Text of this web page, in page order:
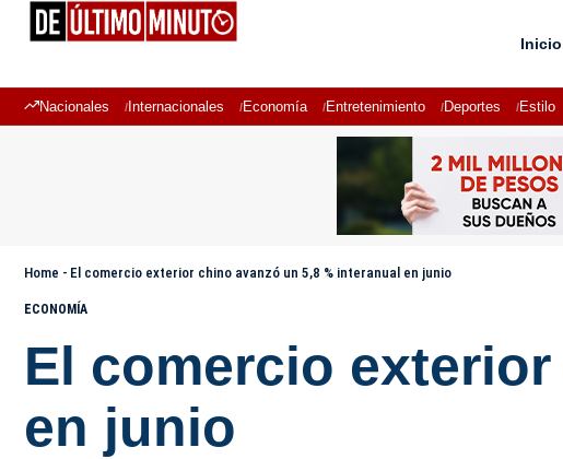
Inicio
Nacionales Internacionales Economía Entretenimiento Deportes Estilo
Home - El comercio exterior chino avanzó un 5,8 % interanual en junio
ECONOMÍA
El comercio
en junio